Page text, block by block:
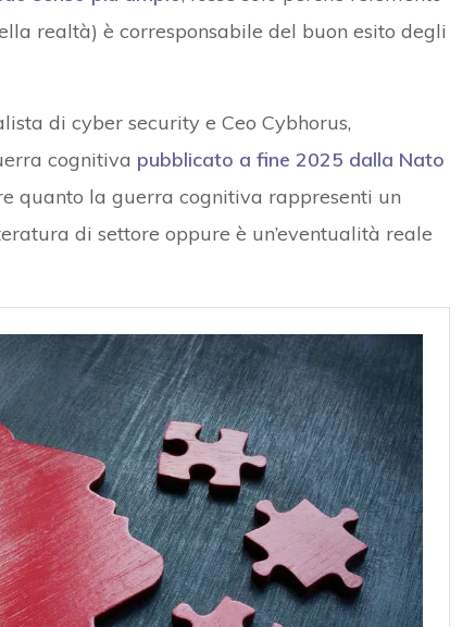
realtà) è corresponsabile del buon esito degli
di cyber security e Ceo Cybhorus,
cognitiva pubblicato a fine 2025 dalla Nato
quanto la guerra cognitiva rappresenti un
di settore oppure è un’eventualità reale